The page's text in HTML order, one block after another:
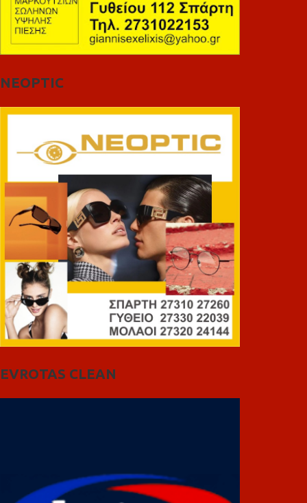
NEOPTIC
EVROTAS CLEAN